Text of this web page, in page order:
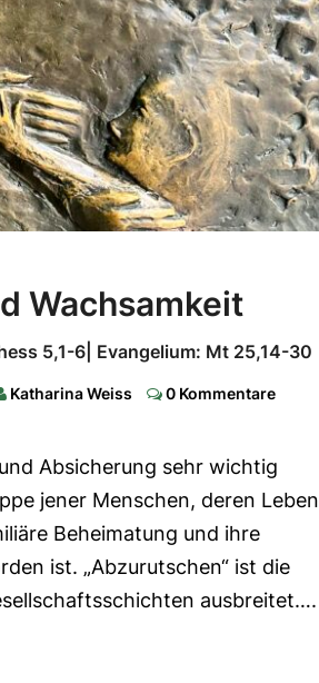
Wachsamkeit
5,1-6| Evangelium: Mt 25,14-30
Katharina Weiss Comments
0 Kommentare
Absicherung sehr wichtig
jener Menschen, deren Leben
Beheimatung und ihre
ist. „Abzurutschen“ ist die
ausbreitet….